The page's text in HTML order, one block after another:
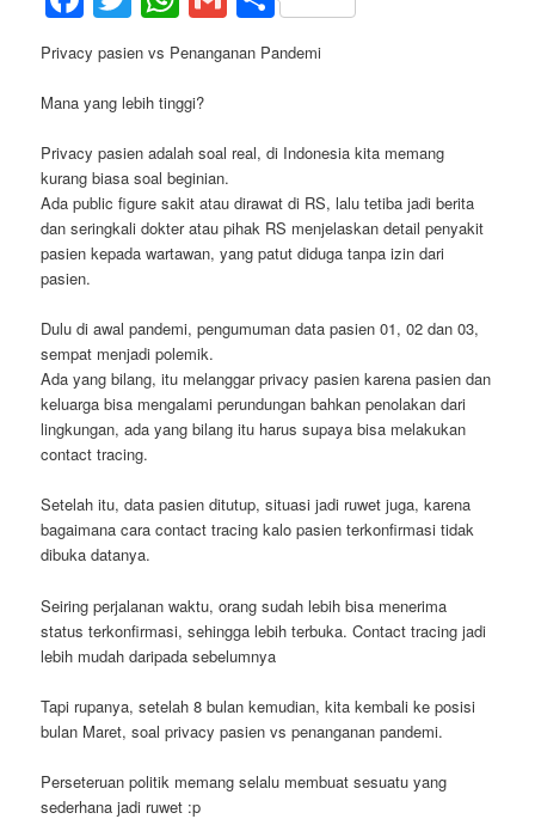
Privacy pasien vs Penanganan Pandemi
Mana yang lebih tinggi?
Privacy pasien adalah soal real, di Indonesia kita memang
kurang biasa soal beginian.
Ada public figure sakit atau dirawat di RS, lalu tetiba jadi berita
dan seringkali dokter atau pihak RS menjelaskan detail penyakit
pasien kepada wartawan, yang patut diduga tanpa izin dari
pasien.
Dulu di awal pandemi, pengumuman data pasien 01, 02 dan 03,
sempat menjadi polemik.
Ada yang bilang, itu melanggar privacy pasien karena pasien dan
keluarga bisa mengalami perundungan bahkan penolakan dari
lingkungan, ada yang bilang itu harus supaya bisa melakukan
contact tracing.
Setelah itu, data pasien ditutup, situasi jadi ruwet juga, karena
bagaimana cara contact tracing kalo pasien terkonfirmasi tidak
dibuka datanya.
Seiring perjalanan waktu, orang sudah lebih bisa menerima
status terkonfirmasi, sehingga lebih terbuka. Contact tracing jadi
lebih mudah daripada sebelumnya
Tapi rupanya, setelah 8 bulan kemudian, kita kembali ke posisi
bulan Maret, soal privacy pasien vs penanganan pandemi.
Perseteruan politik memang selalu membuat sesuatu yang
sederhana jadi ruwet :p